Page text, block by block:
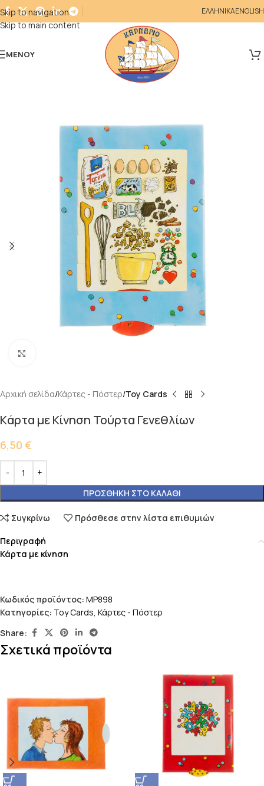
Skip to navigation
Skip to main content
ΕΛΛΗΝΙΚΑENGLISH
ΜΕΝΟΎ
Αρχική σελίδα Κάρτες - Πόστερ Toy Cards
Kάρτα με Κίνηση Τούρτα Γενεθλίων
6,50 €
ΠΡΟΣΘΉΚΗ ΣΤΟ ΚΑΛΆΘΙ
Συγκρίνω Πρόσθεσε στην λίστα επιθυμιών
Περιγραφή
Κάρτα με κίνηση
Κωδικός προϊόντος: MP898
Κατηγορίες: Toy Cards, Κάρτες - Πόστερ
Share:
Σχετικά προϊόντα